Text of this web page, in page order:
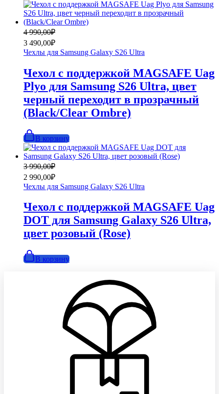
4 990,00₽
Первоначальная
цена
составляла
4
3 490,00₽
Текущая
цена:
3
490,00₽.
Чехлы для Samsung Galaxy S26 Ultra
Чехол с поддержкой MAGSAFE Uag
Plyo для Samsung S26 Ultra, цвет
черный переходит в прозрачный
(Black/Clear Ombre)
В корзину
3 990,00₽
Первоначальная
цена
составляла
3
990,00₽.
2 990,00₽
Текущая
цена:
2
990,00₽.
Чехлы для Samsung Galaxy S26 Ultra
Чехол с поддержкой MAGSAFE Uag
DOT для Samsung Galaxy S26 Ultra,
цвет розовый (Rose)
В корзину